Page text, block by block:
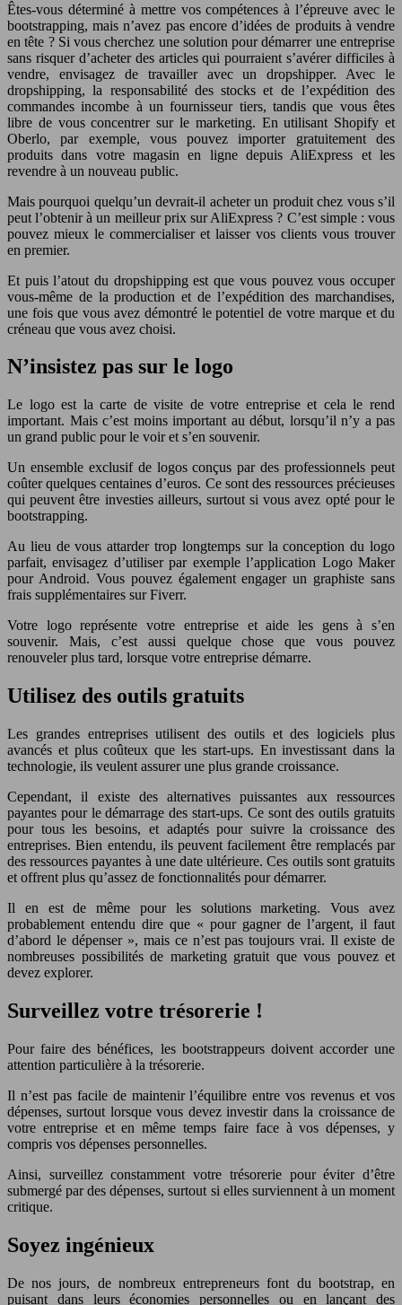
Êtes-vous déterminé à mettre vos compétences à l’épreuve avec le
bootstrapping, mais n’avez pas encore d’idées de produits à vendre
en tête ? Si vous cherchez une solution pour démarrer une entreprise
sans risquer d’acheter des articles qui pourraient s’avérer difficiles à
vendre, envisagez de travailler avec un dropshipper. Avec le
dropshipping, la responsabilité des stocks et de l’expédition des
commandes incombe à un fournisseur tiers, tandis que vous êtes
libre de vous concentrer sur le marketing. En utilisant Shopify et
Oberlo, par exemple, vous pouvez importer gratuitement des
produits dans votre magasin en ligne depuis AliExpress et les
revendre à un nouveau public.
Mais pourquoi quelqu’un devrait-il acheter un produit chez vous s’il
peut l’obtenir à un meilleur prix sur AliExpress ? C’est simple : vous
pouvez mieux le commercialiser et laisser vos clients vous trouver
en premier.
Et puis l’atout du dropshipping est que vous pouvez vous occuper
vous-même de la production et de l’expédition des marchandises,
une fois que vous avez démontré le potentiel de votre marque et du
créneau que vous avez choisi.
N’insistez pas sur le logo
Le logo est la carte de visite de votre entreprise et cela le rend
important. Mais c’est moins important au début, lorsqu’il n’y a pas
un grand public pour le voir et s’en souvenir.
Un ensemble exclusif de logos conçus par des professionnels peut
coûter quelques centaines d’euros. Ce sont des ressources précieuses
qui peuvent être investies ailleurs, surtout si vous avez opté pour le
bootstrapping.
Au lieu de vous attarder trop longtemps sur la conception du logo
parfait, envisagez d’utiliser par exemple l’application Logo Maker
pour Android. Vous pouvez également engager un graphiste sans
frais supplémentaires sur Fiverr.
Votre logo représente votre entreprise et aide les gens à s’en
souvenir. Mais, c’est aussi quelque chose que vous pouvez
renouveler plus tard, lorsque votre entreprise démarre.
Utilisez des outils gratuits
Les grandes entreprises utilisent des outils et des logiciels plus
avancés et plus coûteux que les start-ups. En investissant dans la
technologie, ils veulent assurer une plus grande croissance.
Cependant, il existe des alternatives puissantes aux ressources
payantes pour le démarrage des start-ups. Ce sont des outils gratuits
pour tous les besoins, et adaptés pour suivre la croissance des
entreprises. Bien entendu, ils peuvent facilement être remplacés par
des ressources payantes à une date ultérieure. Ces outils sont gratuits
et offrent plus qu’assez de fonctionnalités pour démarrer.
Il en est de même pour les solutions marketing. Vous avez
probablement entendu dire que « pour gagner de l’argent, il faut
d’abord le dépenser », mais ce n’est pas toujours vrai. Il existe de
nombreuses possibilités de marketing gratuit que vous pouvez et
devez explorer.
Surveillez votre trésorerie !
Pour faire des bénéfices, les bootstrappeurs doivent accorder une
attention particulière à la trésorerie.
Il n’est pas facile de maintenir l’équilibre entre vos revenus et vos
dépenses, surtout lorsque vous devez investir dans la croissance de
votre entreprise et en même temps faire face à vos dépenses, y
compris vos dépenses personnelles.
Ainsi, surveillez constamment votre trésorerie pour éviter d’être
submergé par des dépenses, surtout si elles surviennent à un moment
critique.
Soyez ingénieux
De nos jours, de nombreux entrepreneurs font du bootstrap, en
puisant dans leurs économies personnelles ou en lançant des